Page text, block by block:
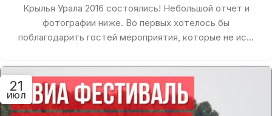
Крылья Урала 2016 состоялись! Небольшой отчет и
фотографии ниже. Во первых хотелось бы
поблагодарить гостей мероприятия, которые не ис...
21
ИЮЛ